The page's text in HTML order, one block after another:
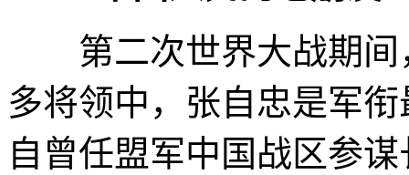
第二次世界大战期间
多将领中，张自忠是军
自曾任盟军中国战区参